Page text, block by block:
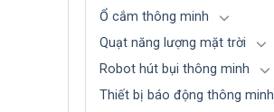
Ổ cắm thông minh
Quạt năng lượng mặt trời
Robot hút bụi thông minh
Thiết bị báo động thông minh